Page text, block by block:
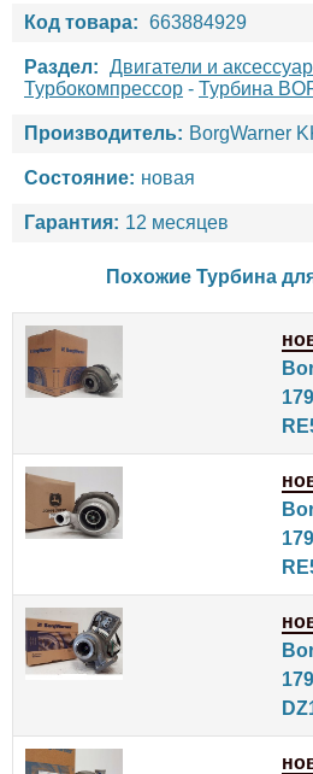
Код товара: 663884929
Раздел: Двигатели и
Турбокомпрессор - Турбина
Производитель: BorgWarner
Состояние: новая
Гарантия: 12 месяцев
Похожие Турбина